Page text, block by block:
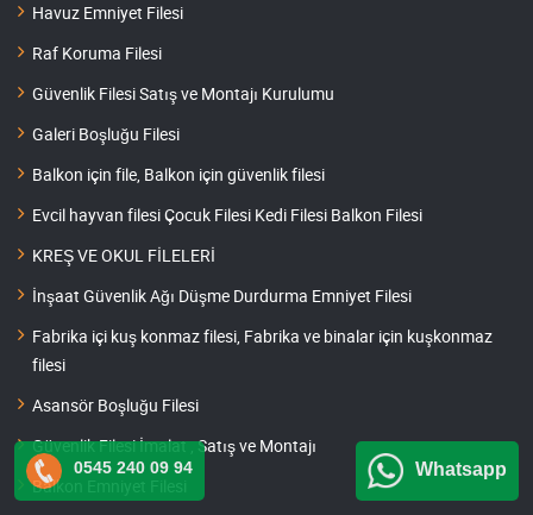
Havuz Emniyet Filesi
Raf Koruma Filesi
Güvenlik Filesi Satış ve Montajı Kurulumu
Galeri Boşluğu Filesi
Balkon için file, Balkon için güvenlik filesi
Evcil hayvan filesi Çocuk Filesi Kedi Filesi Balkon Filesi
KREŞ VE OKUL FİLELERİ
İnşaat Güvenlik Ağı Düşme Durdurma Emniyet Filesi
Fabrika içi kuş konmaz filesi, Fabrika ve binalar için kuşkonmaz
filesi
Asansör Boşluğu Filesi
Güvenlik Filesi İmalat , Satış ve Montajı
Balkon Emniyet Filesi
0545 240 09 94 Whatsapp